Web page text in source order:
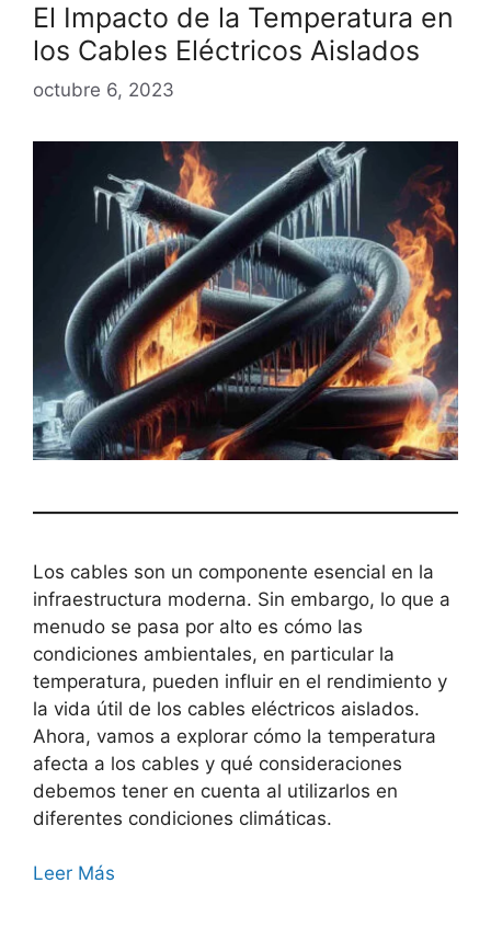
El Impacto de la Temperatura en
los Cables Eléctricos Aislados
octubre 6, 2023
Los cables son un componente esencial en la
infraestructura moderna. Sin embargo, lo que a
menudo se pasa por alto es cómo las
condiciones ambientales, en particular la
temperatura, pueden influir en el rendimiento y
la vida útil de los cables eléctricos aislados.
Ahora, vamos a explorar cómo la temperatura
afecta a los cables y qué consideraciones
debemos tener en cuenta al utilizarlos en
diferentes condiciones climáticas.
Leer Más